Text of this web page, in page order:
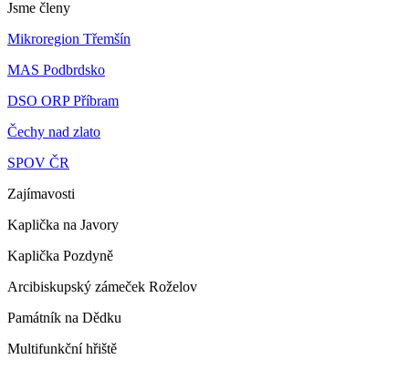
Jsme členy
Mikroregion Třemšín
MAS Podbrdsko
DSO ORP Příbram
Čechy nad zlato
SPOV ČR
Zajímavosti
Kaplička na Javory
Kaplička Pozdyně
Arcibiskupský zámeček Roželov
Památník na Dědku
Multifunkční hřiště